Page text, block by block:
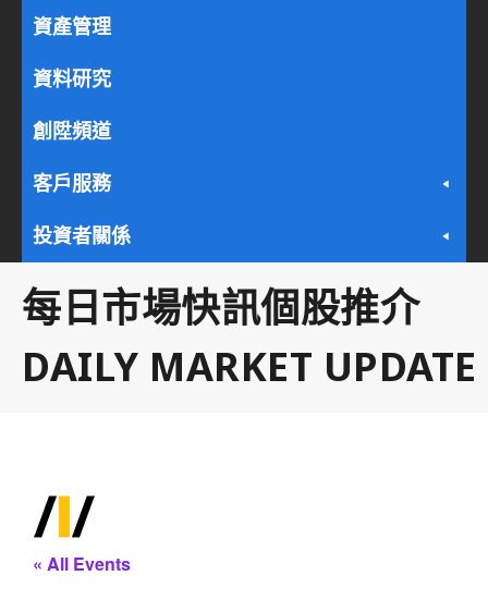
資產管理
資料研究
創陞頻道
客戶服務
投資者關係
每日市場快訊個股推介
DAILY MARKET UPDATE
« All Events